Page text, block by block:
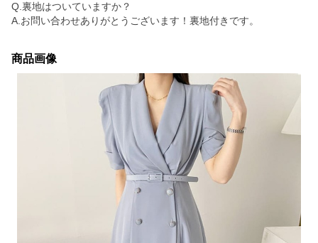
Q.裏地はついていますか？
A.お問い合わせありがとうございます！裏地付きです。
商品画像